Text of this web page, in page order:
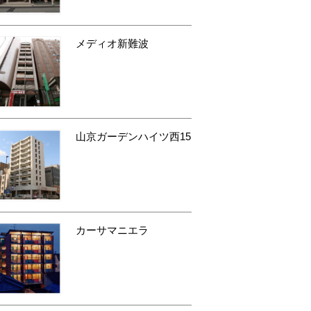
メディオ新難波
山京ガーデンハイツ西15
カーサマニエラ